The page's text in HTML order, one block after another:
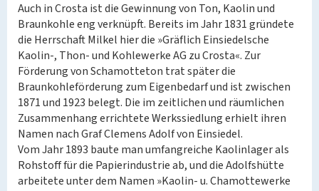
Auch in Crosta ist die Gewinnung von Ton, Kaolin und
Braunkohle eng verknüpft. Bereits im Jahr 1831 gründete
die Herrschaft Milkel hier die »Gräflich Einsiedelsche
Kaolin-, Thon- und Kohlewerke AG zu Crosta«. Zur
Förderung von Schamotteton trat später die
Braunkohleförderung zum Eigenbedarf und ist zwischen
1871 und 1923 belegt. Die im zeitlichen und räumlichen
Zusammenhang errichtete Werkssiedlung erhielt ihren
Namen nach Graf Clemens Adolf von Einsiedel.
Vom Jahr 1893 baute man umfangreiche Kaolinlager als
Rohstoff für die Papierindustrie ab, und die Adolfshütte
arbeitete unter dem Namen »Kaolin- u. Chamottewerke